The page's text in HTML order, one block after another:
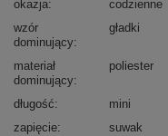
okazja
codzienne
wzór
dominujący
gładki
materiał
dominujący
poliester
długość
mini
zapięcie
suwak